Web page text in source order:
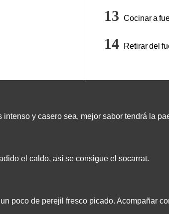
Cocinar a
Retirar del
intenso y casero sea, mejor sabor tendrá la
el caldo, así se consigue el socarrat.
poco de perejil fresco picado. Acompañar